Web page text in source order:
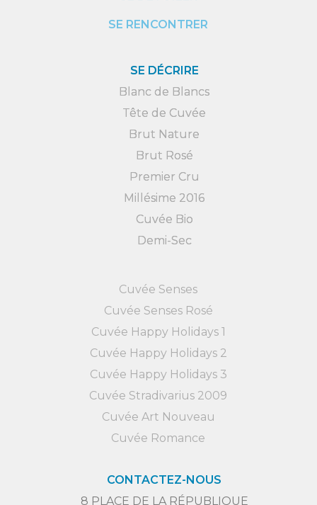
SE RENCONTRER
SE DÉCRIRE
Blanc de Blancs
Tête de Cuvée
Brut Nature
Brut Rosé
Premier Cru
Millésime 2016
Cuvée Bio
Demi-Sec
Cuvée Senses
Cuvée Senses Rosé
Cuvée Happy Holidays 1
Cuvée Happy Holidays 2
Cuvée Happy Holidays 3
Cuvée Stradivarius 2009
Cuvée Art Nouveau
Cuvée Romance
CONTACTEZ-NOUS
8 PLACE DE LA RÉPUBLIQUE